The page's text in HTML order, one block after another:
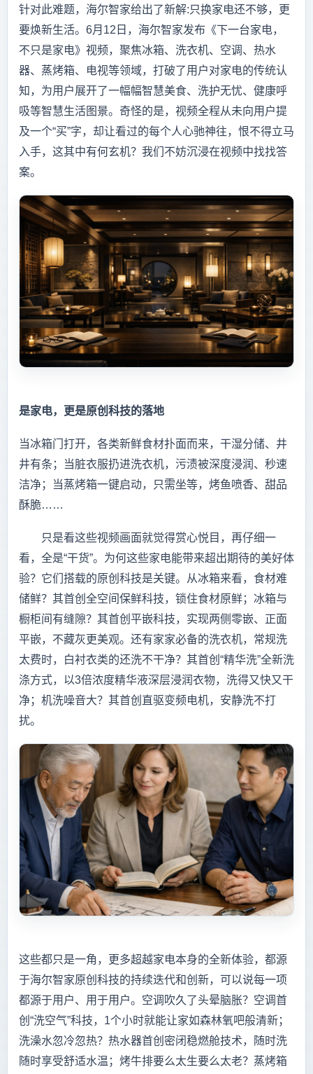
针对此难题，海尔智家给出了新解:只换家电还不够，更
要焕新生活。6月12日，海尔智家发布《下一台家电，
不只是家电》视频，聚焦冰箱、洗衣机、空调、热水
器、蒸烤箱、电视等领域，打破了用户对家电的传统认
知，为用户展开了一幅幅智慧美食、洗护无忧、健康呼
吸等智慧生活图景。奇怪的是，视频全程从未向用户提
及一个“买”字，却让看过的每个人心驰神往，恨不得立马
入手，这其中有何玄机？我们不妨沉浸在视频中找找答
案。
是家电，更是原创科技的落地
当冰箱门打开，各类新鲜食材扑面而来，干湿分储、井
井有条；当脏衣服扔进洗衣机，污渍被深度浸润、秒速
洁净；当蒸烤箱一键启动，只需坐等，烤鱼喷香、甜品
酥脆……
只是看这些视频画面就觉得赏心悦目，再仔细一
看，全是“干货”。为何这些家电能带来超出期待的美好体
验？它们搭载的原创科技是关键。从冰箱来看，食材难
储鲜？其首创全空间保鲜科技，锁住食材原鲜；冰箱与
橱柜间有缝隙？其首创平嵌科技，实现两侧零嵌、正面
平嵌，不藏灰更美观。还有家家必备的洗衣机，常规洗
太费时，白衬衣类的还洗不干净？其首创“精华洗”全新洗
涤方式，以3倍浓度精华液深层浸润衣物，洗得又快又干
净；机洗噪音大？其首创直驱变频电机，安静洗不打
扰。
这些都只是一角，更多超越家电本身的全新体验，都源
于海尔智家原创科技的持续迭代和创新，可以说每一项
都源于用户、用于用户。空调吹久了头晕脑胀？空调首
创“洗空气”科技，1个小时就能让家如森林氧吧般清新；
洗澡水忽冷忽热？热水器首创密闭稳燃舱技术，随时洗
随时享受舒适水温；烤牛排要么太生要么太老？蒸烤箱